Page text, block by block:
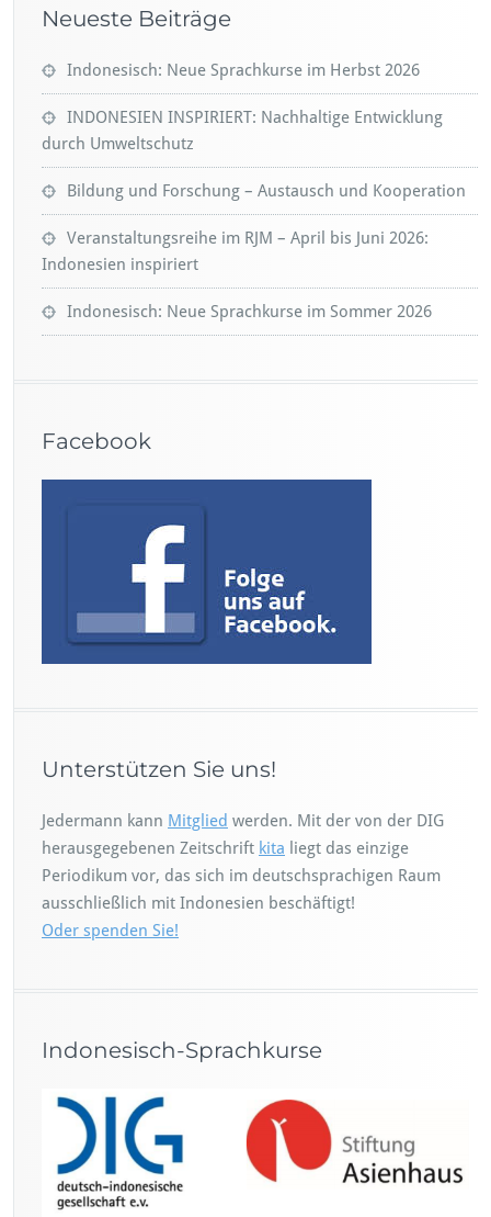
Neueste Beiträge
Indonesisch: Neue Sprachkurse im Herbst 2026
INDONESIEN INSPIRIERT: Nachhaltige Entwicklung
durch Umweltschutz
Bildung und Forschung – Austausch und Kooperation
Veranstaltungsreihe im RJM – April bis Juni 2026:
Indonesien inspiriert
Indonesisch: Neue Sprachkurse im Sommer 2026
Facebook
Unterstützen Sie uns!
Jedermann kann Mitglied werden. Mit der von der DIG
herausgegebenen Zeitschrift kita liegt das einzige
Periodikum vor, das sich im deutschsprachigen Raum
ausschließlich mit Indonesien beschäftigt!
Oder spenden Sie!
Indonesisch-Sprachkurse